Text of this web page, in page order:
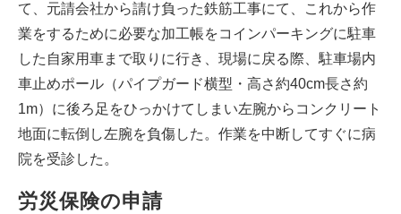
て、元請会社から請け負った鉄筋工事にて、これから作
業をするために必要な加工帳をコインパーキングに駐車
した自家用車まで取りに行き、現場に戻る際、駐車場内
車止めポール（パイプガード横型・高さ約40cm長さ約
1m）に後ろ足をひっかけてしまい左腕からコンクリート
地面に転倒し左腕を負傷した。作業を中断してすぐに病
院を受診した。
労災保険の申請